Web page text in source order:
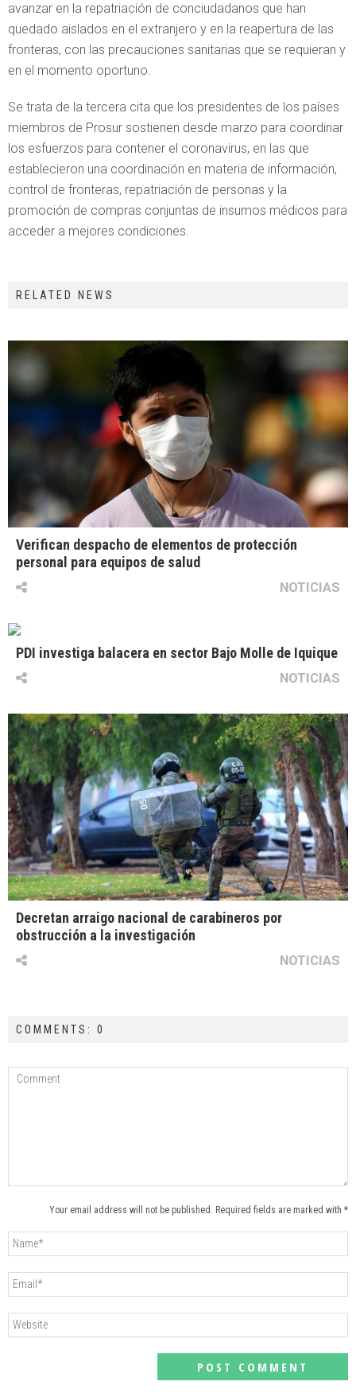
avanzar en la repatriación de conciudadanos que han
quedado aislados en el extranjero y en la reapertura de las
fronteras, con las precauciones sanitarias que se requieran y
en el momento oportuno.
Se trata de la tercera cita que los presidentes de los países
miembros de Prosur sostienen desde marzo para coordinar
los esfuerzos para contener el coronavirus, en las que
establecieron una coordinación en materia de información,
control de fronteras, repatriación de personas y la
promoción de compras conjuntas de insumos médicos para
acceder a mejores condiciones.
RELATED NEWS
Verifican despacho de elementos de protección
personal para equipos de salud
NOTICIAS
PDI investiga balacera en sector Bajo Molle de Iquique
NOTICIAS
Decretan arraigo nacional de carabineros por
obstrucción a la investigación
NOTICIAS
COMMENTS: 0
Your email address will not be published. Required fields are marked with *